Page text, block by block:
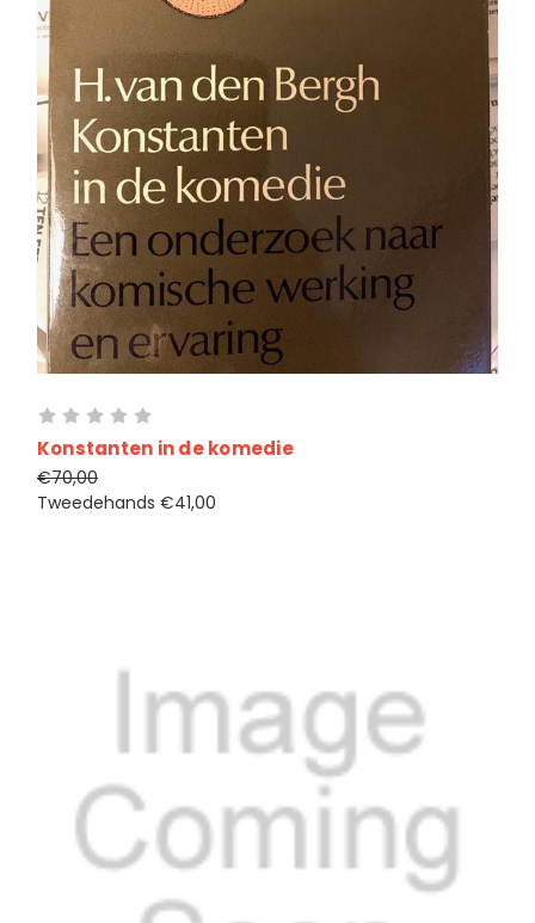
Konstanten in de komedie
€70,00
Tweedehands €41,00